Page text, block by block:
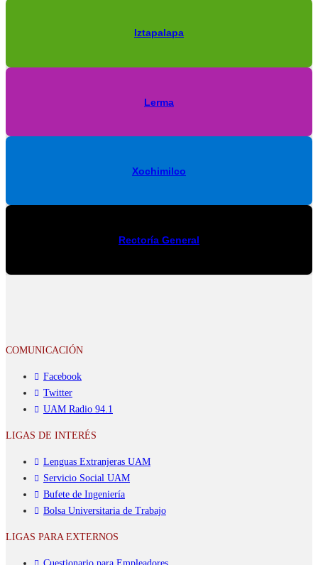
Iztapalapa
Lerma
Xochimilco
Rectoría General
COMUNICACIÓN
Facebook
Twitter
UAM Radio 94.1
LIGAS DE INTERÉS
Lenguas Extranjeras UAM
Servicio Social UAM
Bufete de Ingeniería
Bolsa Universitaria de Trabajo
LIGAS PARA EXTERNOS